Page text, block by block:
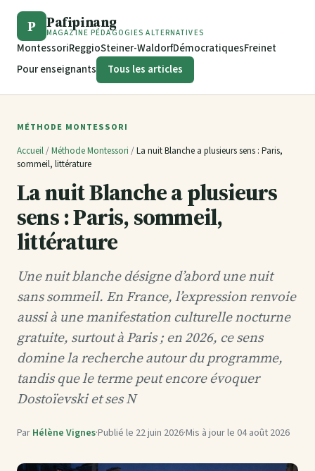
P Pafipinang
MAGAZINE PÉDAGOGIES ALTERNATIVES
MontessoriReggioSteiner-WaldorfDémocratiquesFreinet
Pour enseignants
Tous les articles
MÉTHODE MONTESSORI
Accueil /Méthode Montessori /La nuit Blanche a plusieurs sens : Paris,
sommeil, littérature
La nuit Blanche a plusieurs
sens : Paris, sommeil,
littérature
Une nuit blanche désigne d’abord une nuit
sans sommeil. En France, l’expression renvoie
aussi à une manifestation culturelle nocturne
gratuite, surtout à Paris ; en 2026, ce sens
domine la recherche autour du programme,
tandis que le terme peut encore évoquer
Dostoïevski et ses N
Par Hélène Vignes·Publié le 22 juin 2026·Mis à jour le 04 août 2026